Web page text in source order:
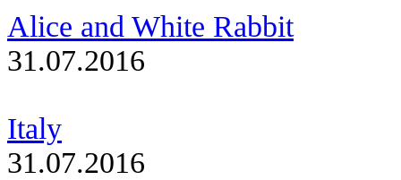
Alice and White Rabbit
31.07.2016
Italy
31.07.2016